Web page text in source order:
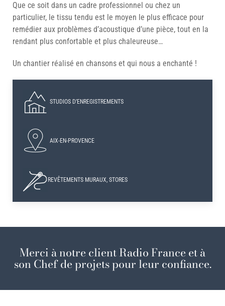
Que ce soit dans un cadre professionnel ou chez un
particulier, le tissu tendu est le moyen le plus efficace pour
remédier aux problèmes d’acoustique d’une pièce, tout en la
rendant plus confortable et plus chaleureuse…
Un chantier réalisé en chansons et qui nous a enchanté !
STUDIOS D’ENREGISTREMENTS
AIX-EN-PROVENCE
REVÊTEMENTS MURAUX, STORES
Merci à notre client Radio France et à
son Chef de projets pour leur confiance.